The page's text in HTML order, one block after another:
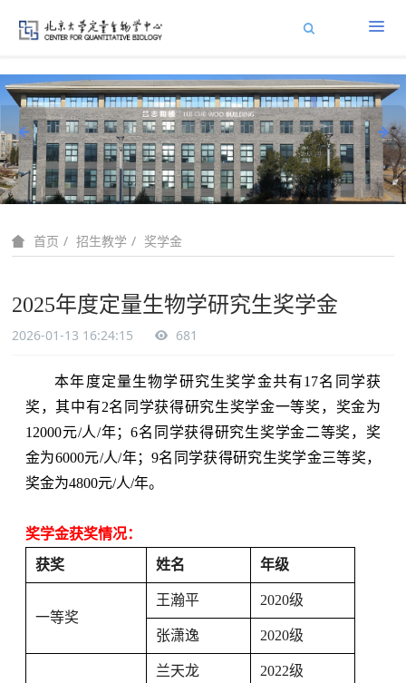
首页 招生教学 奖学金
2025年度定量生物学研究生奖学金
2026-01-13 16:24:15 681
本年度定量生物学研究生奖学金共有17名同学获
奖，其中有2名同学获得研究生奖学金一等奖，奖金为
12000元/人/年；6名同学获得研究生奖学金二等奖，奖
金为6000元/人/年； 9名同学获得研究生奖学金三等奖，
奖金为4800元/人/年。
奖学金获奖情况：
获奖
姓名 年级
一等奖
王瀚平 2020级
张潇逸 2020级
兰天龙 2022级